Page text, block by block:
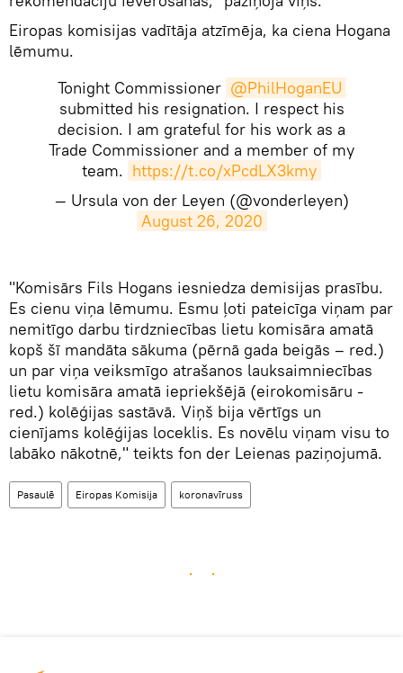
Eiropas komisijas vadītāja atzīmēja, ka ciena Hogana
lēmumu.
Tonight Commissioner @PhilHoganEU
submitted his resignation. I respect his
decision. I am grateful for his work as a
Trade Commissioner and a member of my
team. https://t.co/xPcdLX3kmy
— Ursula von der Leyen (@vonderleyen)
August 26, 2020
"Komisārs Fils Hogans iesniedza demisijas prasību.
Es cienu viņa lēmumu. Esmu ļoti pateicīga viņam par
nemitīgo darbu tirdzniecības lietu komisāra amatā
kopš šī mandāta sākuma (pērnā gada beigās – red.)
un par viņa veiksmīgo atrašanos lauksaimniecības
lietu komisāra amatā iepriekšējā (eirokomisāru -
red.) kolēģijas sastāvā. Viņš bija vērtīgs un
cienījams kolēģijas loceklis. Es novēlu viņam visu to
labāko nākotnē," teikts fon der Leienas paziņojumā.
Pasaulē Eiropas Komisija koronavīruss